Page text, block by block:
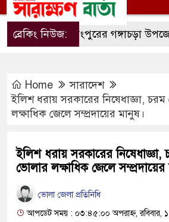
ব্রেকিং নিউজ:রংপুরের গঙ্গাচড়া উপজেলার
Home
সারাদেশ
ইলিশ ধরায় সরকারের নিষেধাজ্ঞা, চরম
লক্ষাধিক জেলে সম্প্রদায়ের মানুষ।
ইলিশ ধরায় সরকারের নিষেধাজ্ঞা,
ভোলার লক্ষাধিক জেলে সম্প্রদায়ের
ভোলা জেলা প্রতিনিধি
আপডেট সময় : ০৩:৪৫:০০ অপরাহ্ন, রবিবার, ১